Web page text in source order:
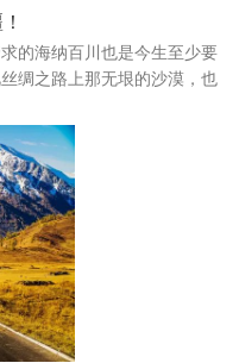
的海纳百川也是今生至少要
绸之路上那无垠的沙漠，也